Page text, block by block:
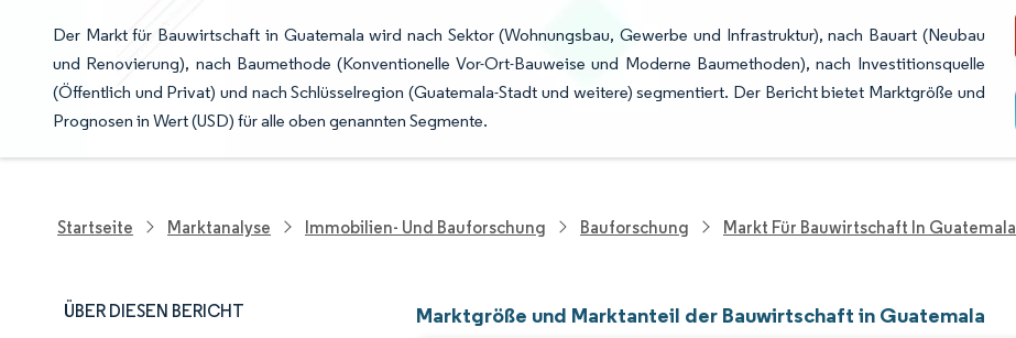
Der Markt für Bauwirtschaft in Guatemala wird nach Sektor (Wohnungsbau, Gewerbe und Infrastruktur), nach Bauart (Neubau
und Renovierung), nach Baumethode (Konventionelle Vor-Ort-Bauweise und Moderne Baumethoden), nach Investitionsquelle
(Öffentlich und Privat) und nach Schlüsselregion (Guatemala-Stadt und weitere) segmentiert. Der Bericht bietet Marktgröße und
Prognosen in Wert (USD) für alle oben genannten Segmente.
Startseite Marktanalyse Immobilien- Und Bauforschung Bauforschung Markt Für Bauwirtschaft In Guatemala
ÜBER DIESEN BERICHT Marktgröße und Marktanteil der Bauwirtschaft in Guatemala